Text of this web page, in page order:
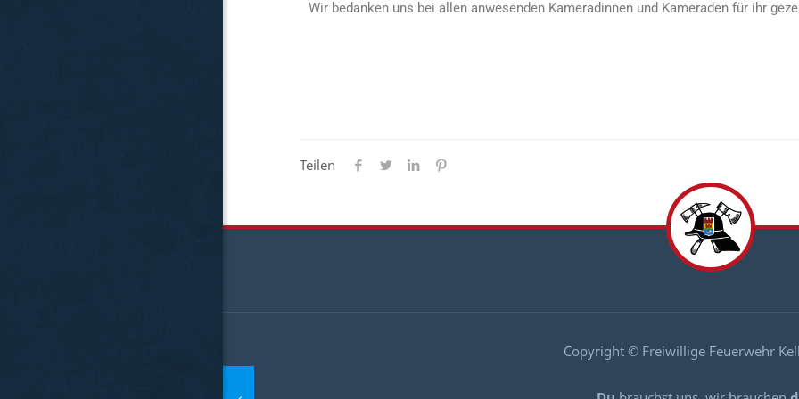
Wir bedanken uns bei allen anwesenden Kameradinnen und Kameraden für ihr
Teilen
Copyright © Freiwillige Feuerwehr